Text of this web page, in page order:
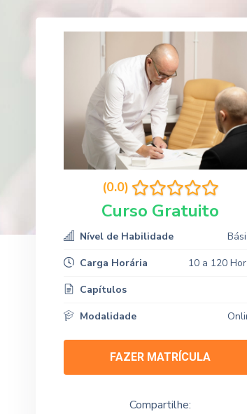
(0.0)
Curso Gratuito
Nível de Habilidade
Carga Horária
10 a 120
Capítulos
Modalidade
FAZER MATRÍCULA
Compartilhe: